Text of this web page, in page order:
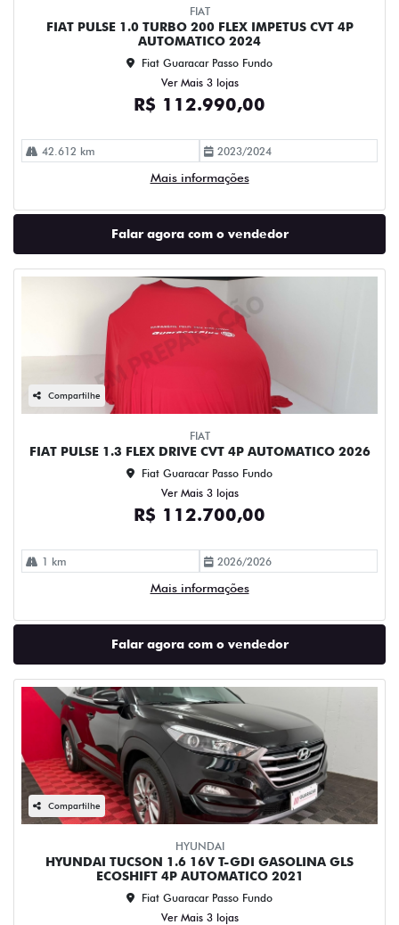
FIAT
FIAT PULSE 1.0 TURBO 200 FLEX IMPETUS CVT 4P
AUTOMATICO 2024
Fiat Guaracar Passo Fundo
Ver Mais 3 lojas
R$ 112.990,00
42.612 km 2023/2024
Mais informações
Falar agora com o vendedor
Compartilhe
FIAT
FIAT PULSE 1.3 FLEX DRIVE CVT 4P AUTOMATICO 2026
Fiat Guaracar Passo Fundo
Ver Mais 3 lojas
R$ 112.700,00
1 km 2026/2026
Mais informações
Falar agora com o vendedor
Compartilhe
HYUNDAI
HYUNDAI TUCSON 1.6 16V T-GDI GASOLINA GLS
ECOSHIFT 4P AUTOMATICO 2021
Fiat Guaracar Passo Fundo
Ver Mais 3 lojas